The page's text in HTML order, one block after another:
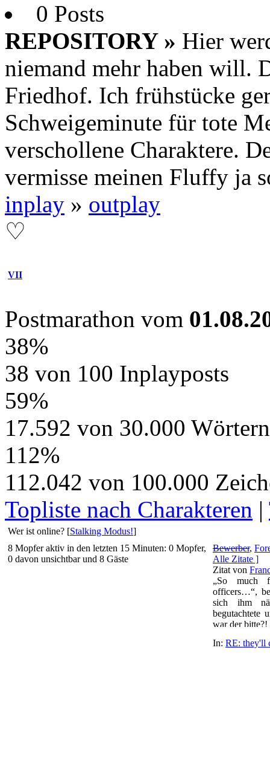
0 Posts
REPOSITORY » Hier
niemand mehr haben will.
Friedhof. Ich frühstücke
Schweigeminute für tote
verschollene Charaktere.
vermisse meinen Fluffy ja
inplay » outplay
♡
VII
Postmarathon vom
38%
38 von 100 Inplayposts
59%
17.592 von 30.000 Wörtern
112%
112.042 von 100.000
Topliste nach Charakteren |
Wer ist online? [Stalking Modus!]
8 Mopfer aktiv in den letzten 15 Minuten: 0 Mopfer,
0 davon unsichtbar und 8 Gäste
Bewerber,
Alle Zitate ]
Zitat von
„So much
officers…“,
sich ihm
begutachtete
war der
Wahrheit
In: RE: they'll